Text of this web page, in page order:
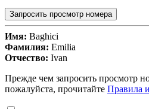
Запросить просмотр номера
Имя: Baghici
Фамилия: Emilia
Отчество: Ivan
Прежде чем запросить просмотр
пожалуйста, прочитайте Правила